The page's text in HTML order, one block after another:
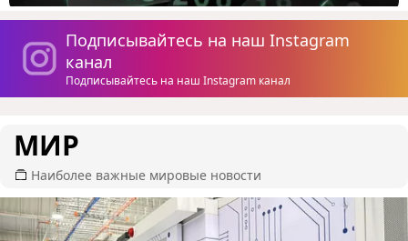
Подписывайтесь на наш Instagram
канал
Подписывайтесь на наш Instagram канал
МИР
Наиболее важные мировые новости